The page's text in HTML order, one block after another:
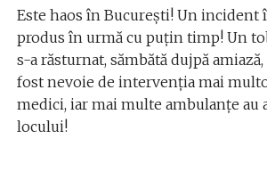
Este haos în București! Un incident
produs în urmă cu puțin timp! Un
s-a răsturnat, sămbătă dujpă
fost nevoie de intervenția mai
medici, iar mai multe ambulanțe au
locului!